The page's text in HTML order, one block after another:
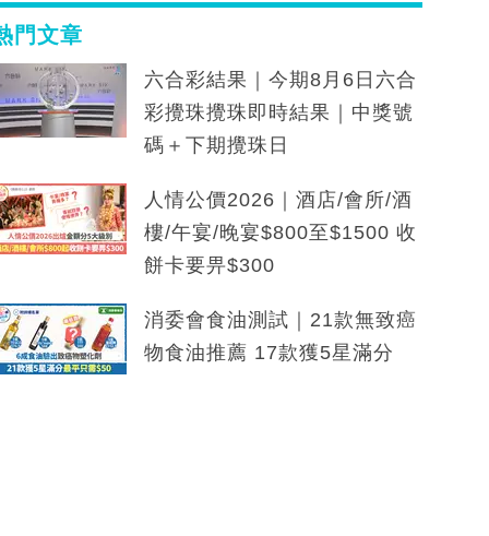
門文章
六合彩結果｜今期8月6日六合
彩攪珠攪珠即時結果｜中獎號
碼＋下期攪珠日
人情公價2026｜酒店/會所/酒
樓/午宴/晚宴$800至$1500 收
餅卡要畀$300
消委會食油測試｜21款無致癌
物食油推薦 17款獲5星滿分